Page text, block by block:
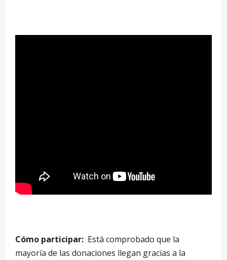
Cómo participar: Está comprobado que la
mayoría de las donaciones llegan gracias a la